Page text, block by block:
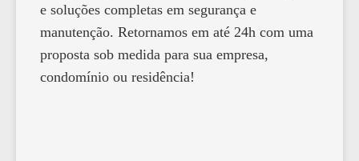
e soluções completas em segurança e
manutenção. Retornamos em até 24h com uma
proposta sob medida para sua empresa,
condomínio ou residência!